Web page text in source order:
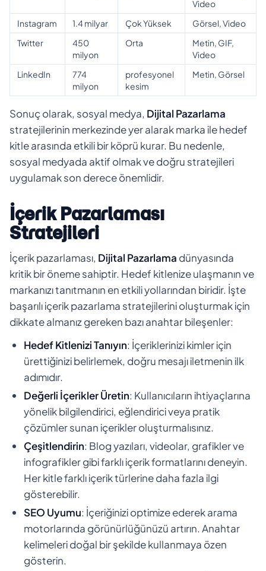
Video
Instagram
1.4 milyar Çok Yüksek
Görsel, Video
Twitter
450
milyon
Orta
Metin, GIF,
Video
LinkedIn
774
milyon
profesyonel
kesim
Metin, Görsel
Sonuç olarak, sosyal medya, Dijital Pazarlama
stratejilerinin merkezinde yer alarak marka ile hedef
kitle arasında etkili bir köprü kurar. Bu nedenle,
sosyal medyada aktif olmak ve doğru stratejileri
uygulamak son derece önemlidir.
İçerik Pazarlaması
Stratejileri
İçerik pazarlaması, Dijital Pazarlama dünyasında
kritik bir öneme sahiptir. Hedef kitlenize ulaşmanın ve
markanızı tanıtmanın en etkili yollarından biridir. İşte
başarılı içerik pazarlama stratejilerini oluşturmak için
dikkate almanız gereken bazı anahtar bileşenler:
Hedef Kitlenizi Tanıyın: İçeriklerinizi kimler için
ürettiğinizi belirlemek, doğru mesajı iletmenin ilk
adımıdır.
Değerli İçerikler Üretin: Kullanıcıların ihtiyaçlarına
yönelik bilgilendirici, eğlendirici veya pratik
çözümler sunan içerikler oluşturmalısınız.
Çeşitlendirin: Blog yazıları, videolar, grafikler ve
infografikler gibi farklı içerik formatlarını deneyin.
Her kitle farklı içerik türlerine daha fazla ilgi
gösterebilir.
SEO Uyumu: İçeriğinizi optimize ederek arama
motorlarında görünürlüğünüzü artırın. Anahtar
kelimeleri doğal bir şekilde kullanmaya özen
gösterin.